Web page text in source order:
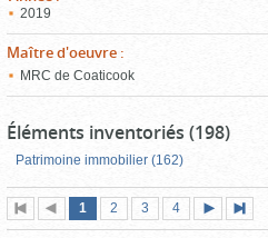
2019
Maître d'oeuvre :
MRC de Coaticook
Éléments inventoriés (198)
Patrimoine immobilier (162)
Première
page
Page
précédente
Page
1 (page
actuelle)
Page
2 Page
3 Page
4
suivante
page